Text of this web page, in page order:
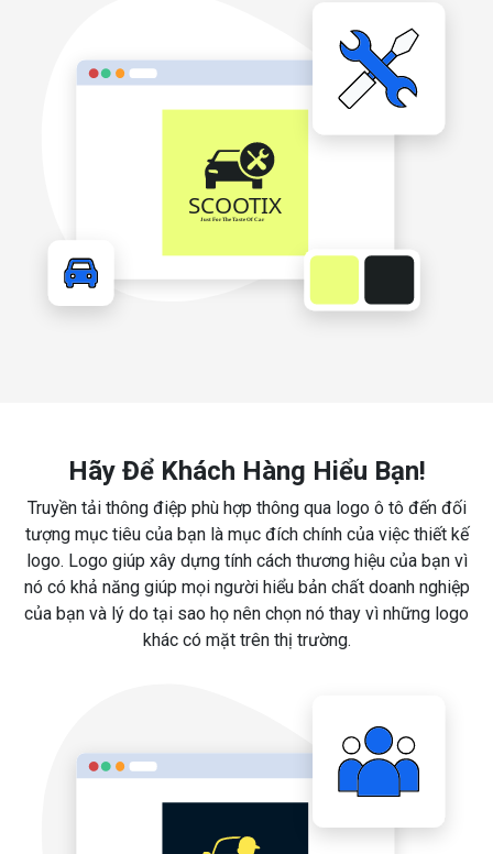
Hãy Để Khách Hàng Hiểu Bạn!
Truyền tải thông điệp phù hợp thông qua logo ô tô đến đối
tượng mục tiêu của bạn là mục đích chính của việc thiết kế
logo. Logo giúp xây dựng tính cách thương hiệu của bạn vì
nó có khả năng giúp mọi người hiểu bản chất doanh nghiệp
của bạn và lý do tại sao họ nên chọn nó thay vì những logo
khác có mặt trên thị trường.